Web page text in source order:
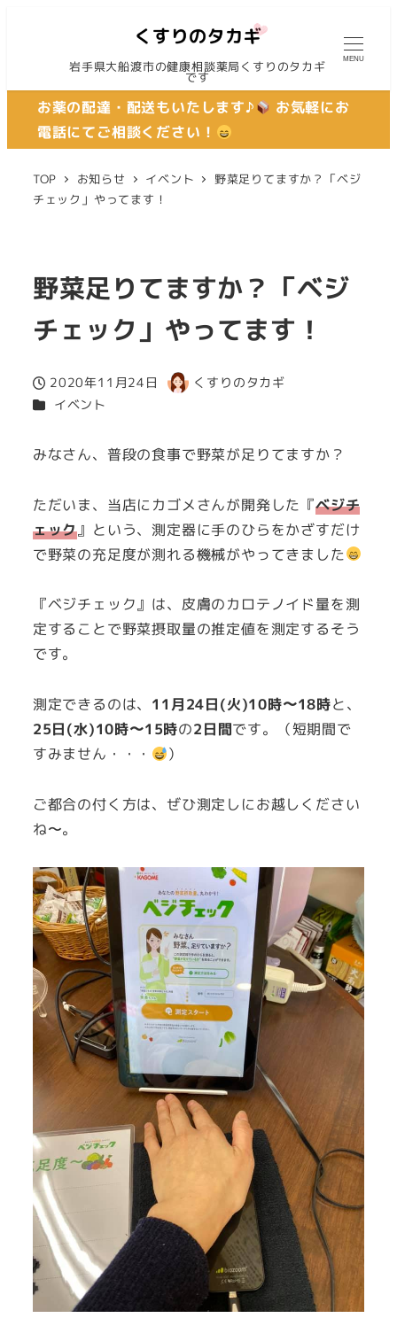
岩手県大船渡市の健康相談薬局くすりのタカギ
です
MENU
お薬の配達・配送もいたします♪
お気軽にお
電話にてご相談ください！
TOP お知らせ イベント
野菜足りてますか？「ベジ
チェック」やってます！
野菜足りてますか？「ベジ
チェック」やってます！
投稿日
2020年11月24日
著
くすりのタカギ
カテゴリー
イベント
みなさん、普段の食事で野菜が足りてますか？
ただいま、当店にカゴメさんが開発した『ベジチ
ェック』という、測定器に手のひらをかざすだけ
で野菜の充足度が測れる機械がやってきました
『ベジチェック』は、皮膚のカロテノイド量を測
定することで野菜摂取量の推定値を測定するそう
です。
測定できるのは、 11月24日(火)10時〜18時と、
25日(水)10時〜15時の2日間です。（短期間で
すみません・・・
）
ご都合の付く方は、ぜひ測定しにお越しください
ね〜。